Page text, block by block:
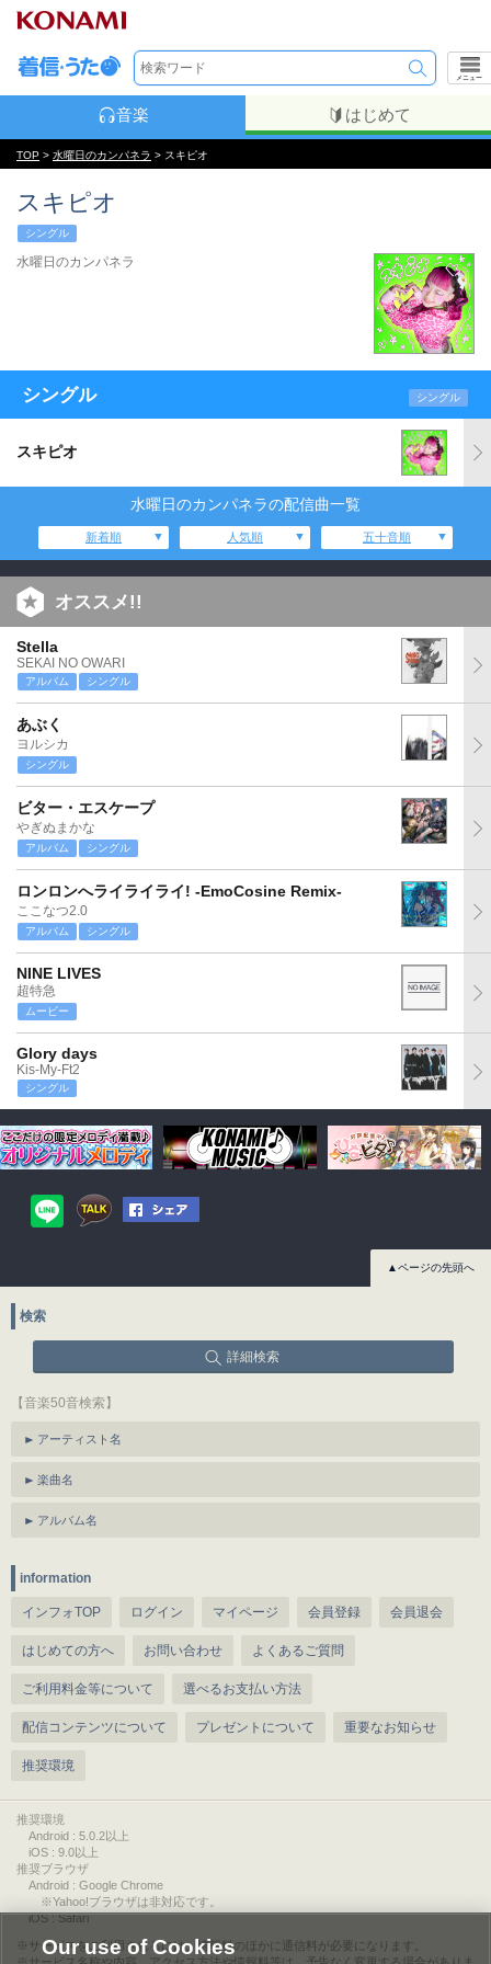
メニュー
音楽 はじめて
TOP > 水曜日のカンパネラ > スキピオ
スキピオ
シングル
水曜日のカンパネラ
シングル シングル
スキピオ
水曜日のカンパネラの配信曲一覧
新着順 人気順 五十音順
オススメ!!
Stella
SEKAI NO OWARI
アルバム シングル
あぶく
ヨルシカ
シングル
ビター・エスケープ
やぎぬまかな
アルバム シングル
ロンロンへライライライ! -EmoCosine Remix-
ここなつ2.0
アルバム シングル
NINE LIVES
超特急
ムービー
Glory days
Kis-My-Ft2
シングル
▲ページの先頭へ
検索
詳細検索
【音楽50音検索】
アーティスト名
楽曲名
アルバム名
information
インフォTOP ログイン マイページ 会員登録 会員退会
はじめての方へ お問い合わせ よくあるご質問
ご利用料金等について 選べるお支払い方法
配信コンテンツについて プレゼントについて 重要なお知らせ
推奨環境
推奨環境
Android : 5.0.2以上
iOS : 9.0以上
推奨ブラウザ
Android : Google Chrome
※Yahoo!ブラウザは非対応です。
iOS : Safari
サービスをご利用されるには、情報料のほかに通信料が必要になります。
Our use of Cookies